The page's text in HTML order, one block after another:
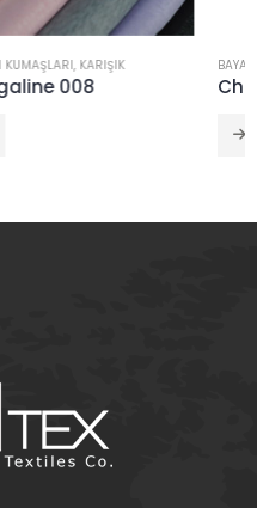
BAYAN KUMAŞLARI,POLYESTERLER
Chiffon Soft 014